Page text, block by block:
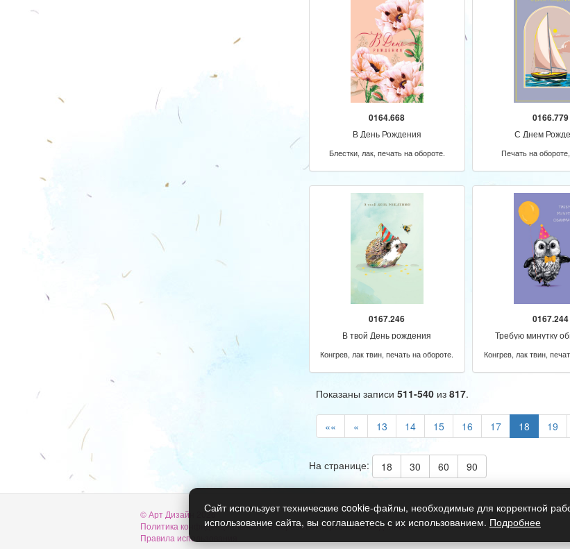
0164.668
В День Рождения
Блестки, лак, печать на обороте.
0166.779
С Днем
Печать на
0167.246
В твой День рождения
Конгрев, лак твин, печать на обороте.
0167.244
Требую минутку
Конгрев, лак твин,
Показаны записи 511-540из 817.
«« « 13 14 15 16 17 18 19
На странице: 18 30 60 90
© Арт Дизайн 2026
Политика конфиденциальности и обработки персональных данных
Правила использования
Сайт использует технические cookie-файлы, необходимые для корректной
использование сайта, вы соглашаетесь с их использованием. Подробнее